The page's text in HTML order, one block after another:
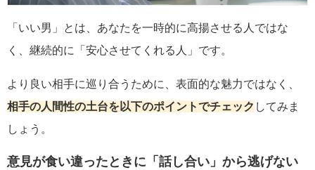
「いい男」とは、あなたを一時的に高揚させる人ではな
く、継続的に「安心させてくれる人」です。
より良い相手に巡り合うために、表面的な魅力ではなく、
相手の人間性の土台を以下のポイントでチェック してみま
しょう。
意見が食い違ったときに「話し合い」から逃げない